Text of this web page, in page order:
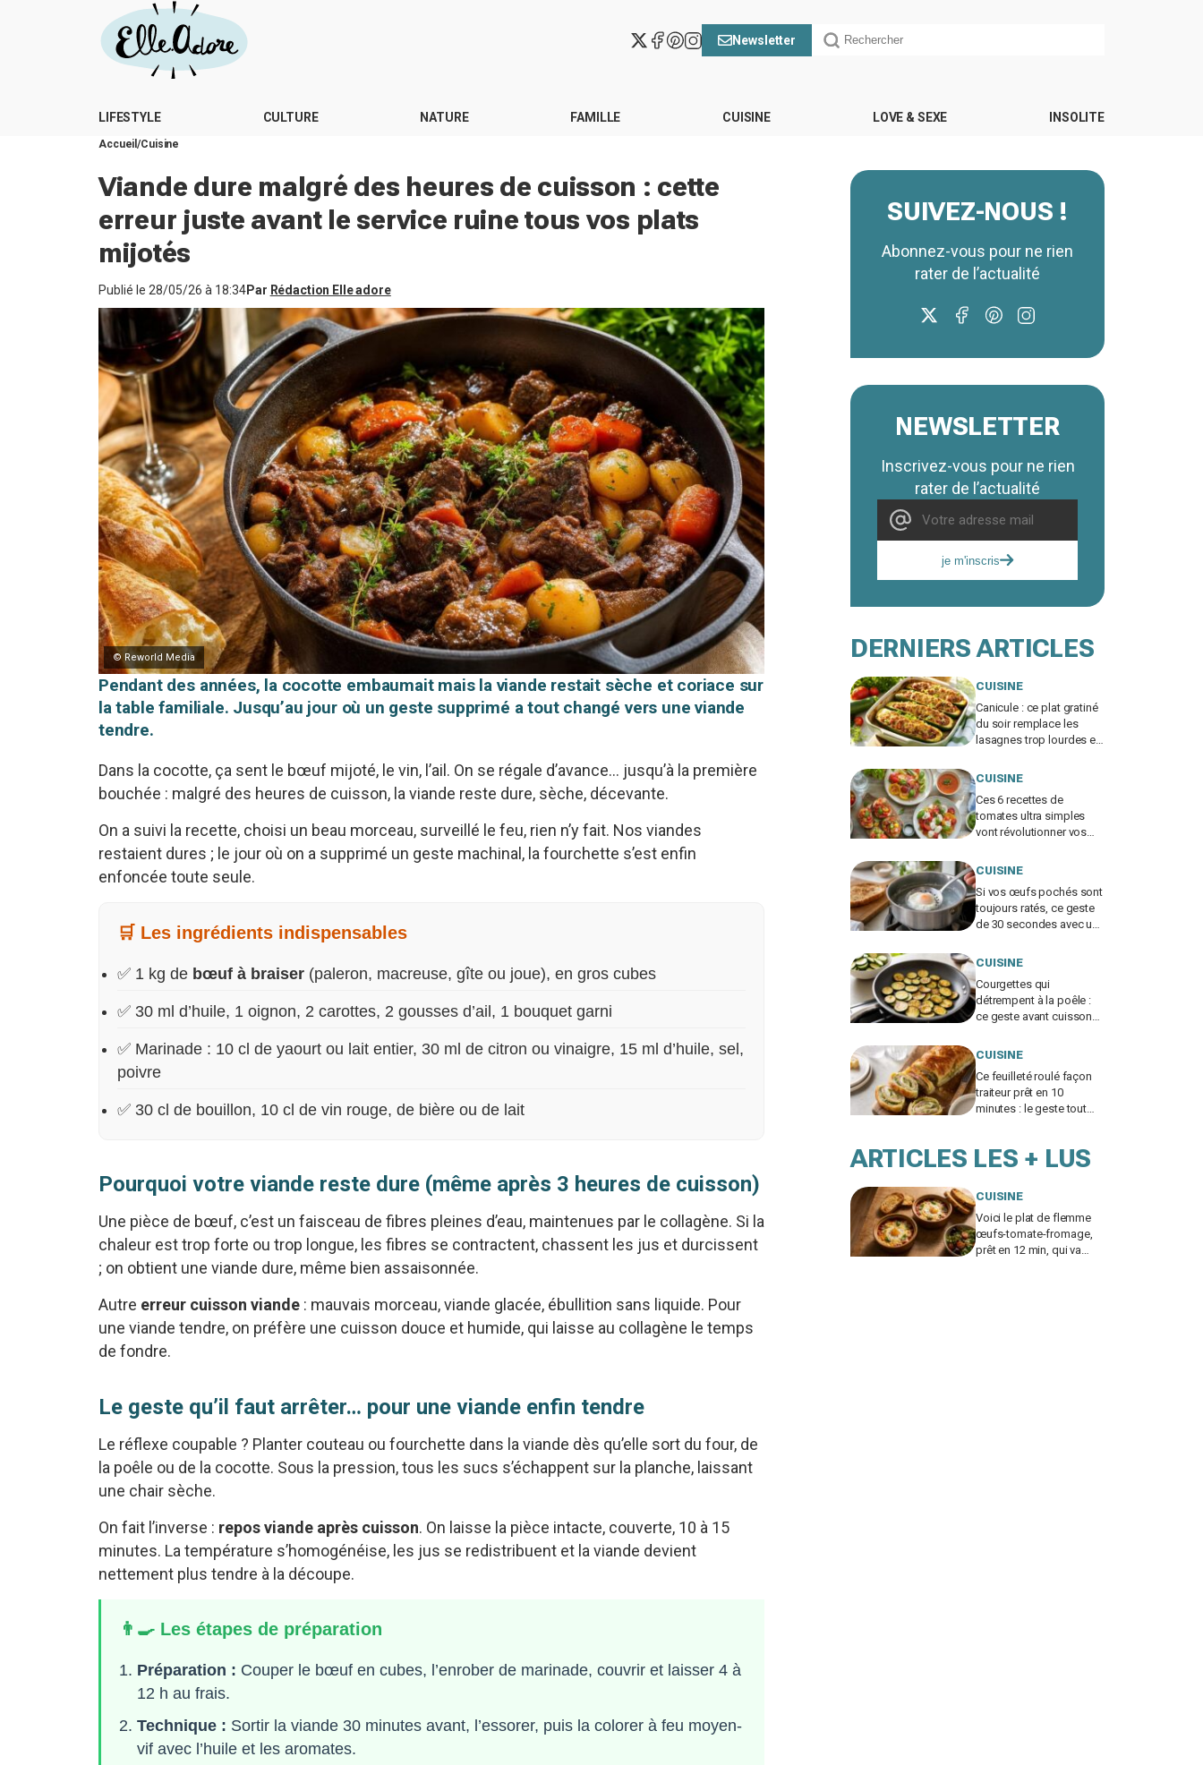
Newsletter
LIFESTYLE CULTURE NATURE FAMILLE CUISINE LOVE & SEXE INSOLITE
Accueil Cuisine
Viande dure malgré des heures de cuisson : cette
erreur juste avant le service ruine tous vos plats
mijotés
Publié le 28/05/26 à 18:34Par Rédaction Elle adore
© Reworld Media
Pendant des années, la cocotte embaumait mais la viande restait sèche et coriace sur
la table familiale. Jusqu’au jour où un geste supprimé a tout changé vers une viande
tendre.
Dans la cocotte, ça sent le bœuf mijoté, le vin, l’ail. On se régale d’avance… jusqu’à la première
bouchée : malgré des heures de cuisson, la viande reste dure, sèche, décevante.
On a suivi la recette, choisi un beau morceau, surveillé le feu, rien n’y fait. Nos viandes
restaient dures ; le jour où on a supprimé un geste machinal, la fourchette s’est enfin
enfoncée toute seule.
🛒 Les ingrédients indispensables
✅ 1 kg de bœuf à braiser (paleron, macreuse, gîte ou joue), en gros cubes
✅ 30 ml d’huile, 1 oignon, 2 carottes, 2 gousses d’ail, 1 bouquet garni
✅ Marinade : 10 cl de yaourt ou lait entier, 30 ml de citron ou vinaigre, 15 ml d’huile, sel,
poivre
✅ 30 cl de bouillon, 10 cl de vin rouge, de bière ou de lait
Pourquoi votre viande reste dure (même après 3 heures de cuisson)
Une pièce de bœuf, c’est un faisceau de fibres pleines d’eau, maintenues par le collagène. Si la
chaleur est trop forte ou trop longue, les fibres se contractent, chassent les jus et durcissent
; on obtient une viande dure, même bien assaisonnée.
Autre erreur cuisson viande : mauvais morceau, viande glacée, ébullition sans liquide. Pour
une viande tendre, on préfère une cuisson douce et humide, qui laisse au collagène le temps
de fondre.
Le geste qu’il faut arrêter… pour une viande enfin tendre
Le réflexe coupable ? Planter couteau ou fourchette dans la viande dès qu’elle sort du four, de
la poêle ou de la cocotte. Sous la pression, tous les sucs s’échappent sur la planche, laissant
une chair sèche.
On fait l’inverse : repos viande après cuisson. On laisse la pièce intacte, couverte, 10 à 15
minutes. La température s’homogénéise, les jus se redistribuent et la viande devient
nettement plus tendre à la découpe.
👨‍🍳 Les étapes de préparation
Préparation : Couper le bœuf en cubes, l’enrober de marinade, couvrir et laisser 4 à
12 h au frais.
Technique : Sortir la viande 30 minutes avant, l’essorer, puis la colorer à feu moyen-
vif avec l’huile et les aromates.
SUIVEZ-NOUS !
Abonnez-vous pour ne rien
rater de l’actualité
NEWSLETTER
Inscrivez-vous pour ne rien
rater de l’actualité
je m'inscris
DERNIERS ARTICLES
CUISINE
Canicule : ce plat gratiné
du soir remplace les
lasagnes trop lourdes et
personne n'a faim
CUISINE
Ces 6 recettes de
tomates ultra simples
vont révolutionner vos
pas à côté
CUISINE
Si vos œufs pochés sont
toujours ratés, ce geste
de 30 secondes avec un
le vortex
CUISINE
Courgettes qui
détrempent à la poêle :
ce geste avant cuisson
donne une croûte dorée
CUISINE
Ce feuilleté roulé façon
traiteur prêt en 10
minutes : le geste tout
ARTICLES LES + LUS
CUISINE
Voici le plat de flemme
œufs-tomate-fromage,
prêt en 12 min, qui va